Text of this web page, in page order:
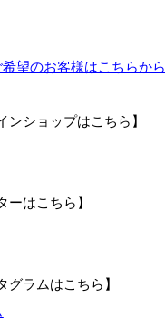
望のお客様はこちらから
ンショップはこちら】
ーはこちら】
グラムはこちら】